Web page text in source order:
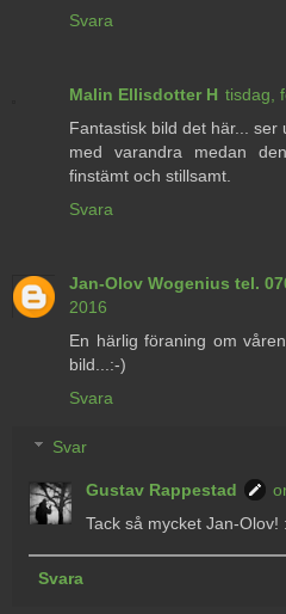
Svara
Malin Ellisdotter H tisdag,
Fantastisk bild det här...
med varandra medan
finstämt och stillsamt.
Svara
Jan-Olov Wogenius tel.
2016
En härlig föraning om
bild...:-)
Svara
Svar
Gustav Rappestad
Tack så mycket Jan-Olov!
Svara